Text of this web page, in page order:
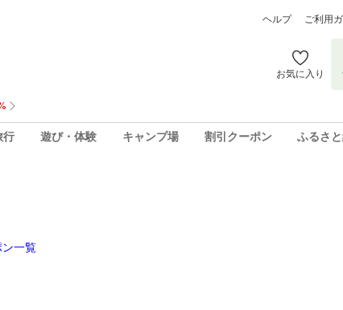
ヘルプ ご利用
お気に入り
行 遊び・体験 キャンプ場 割引クーポン ふるさ
一覧